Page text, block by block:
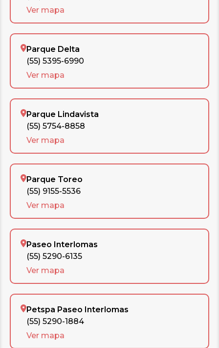
Ver mapa
Parque Delta
(55) 5395-6990
Ver mapa
Parque Lindavista
(55) 5754-8858
Ver mapa
Parque Toreo
(55) 9155-5536
Ver mapa
Paseo Interlomas
(55) 5290-6135
Ver mapa
Petspa Paseo Interlomas
(55) 5290-1884
Ver mapa